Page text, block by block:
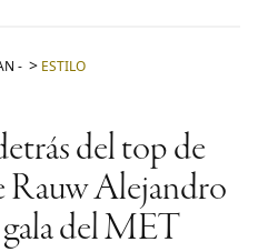
- ESTILO
del top de
Rauw Alejandro
del MET